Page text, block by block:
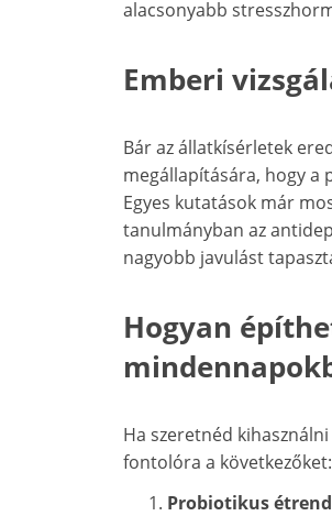
alacsonyabb
Emberi
Bár az állatkísérletek
megállapítására, hogy a
Egyes kutatások már
tanulmányban az
nagyobb javulást
Hogyan
Ha szeretnéd
fontolóra a következőket:
Probiotikus